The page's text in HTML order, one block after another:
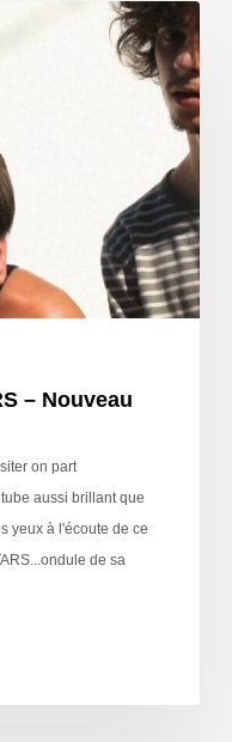
– Nouveau
on part
aussi brillant que
yeux à l'écoute de ce
de sa